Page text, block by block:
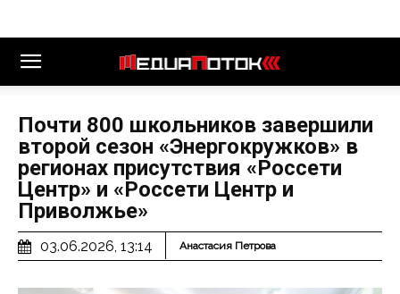
Почти 800 школьников завершили
второй сезон «Энергокружков» в
регионах присутствия «Россети
Центр» и «Россети Центр и
Приволжье»
03.06.2026, 13:14 Анастасия Петрова